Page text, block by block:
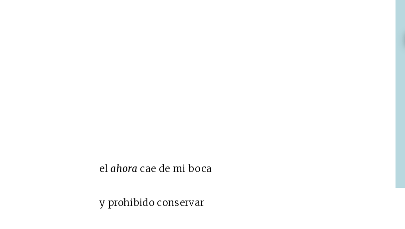
elahora cae de mi boca
y prohibido conservar